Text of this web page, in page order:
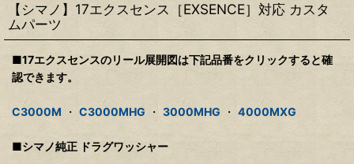
【シマノ】17エクスセンス［EXSENCE］対応 カスタ
ムパーツ
■17エクスセンスのリール展開図は下記品番をクリックすると確
認できます。
C3000M ・ C3000MHG ・ 3000MHG ・ 4000MXG
■シマノ純正 ドラグワッシャー